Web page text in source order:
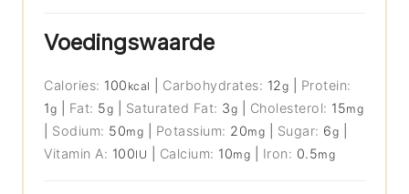
Voedingswaarde
Calories: 100 kcal Carbohydrates: 12g
Protein:
1g Fat: 5g Saturated Fat: 3g Cholesterol: 15mg
Sodium: 50mg Potassium: 20mg Sugar: 6g
Vitamin A: 100IU Calcium: 10mg Iron: 0.5mg